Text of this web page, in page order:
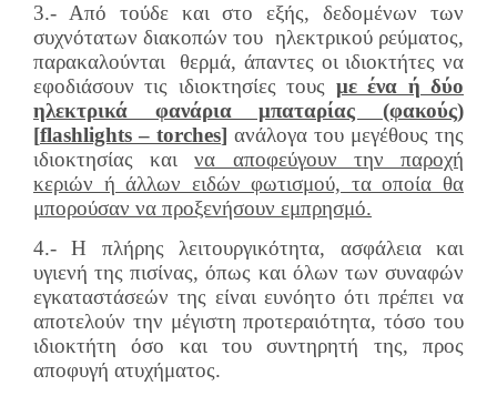
3.- Από τούδε και στο εξής, δεδομένων των
συχνότατων διακοπών του ηλεκτρικού ρεύματος,
παρακαλούνται θερμά, άπαντες οι ιδιοκτήτες να
εφοδιάσουν τις ιδιοκτησίες τους με ένα ή δύο
ηλεκτρικά φανάρια μπαταρίας (φακούς)
[flashlights – torches] ανάλογα του μεγέθους της
ιδιοκτησίας καινα αποφεύγουν την παροχή
κεριών ή άλλων ειδών φωτισμού, τα οποία θα
μπορούσαν να προξενήσουν εμπρησμό.
4.- Η πλήρης λειτουργικότητα, ασφάλεια και
υγιενή της πισίνας, όπως και όλων των συναφών
εγκαταστάσεών της είναι ευνόητο ότι πρέπει να
αποτελούν την μέγιστη προτεραιότητα, τόσο του
ιδιοκτήτη όσο και του συντηρητή της, προς
αποφυγή ατυχήματος.